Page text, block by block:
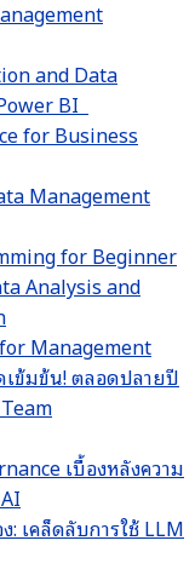
and Data
BI
for Business
Management
for Beginner
Analysis and
Management
เข้มข้น! ตลอดปลายปี
เบื้องหลังความ
: เคล็ดลับการใช้ LLM